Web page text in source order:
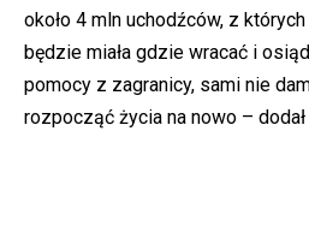
około 4 mln uchodźców, z
będzie miała gdzie wracać i
pomocy z zagranicy, sami nie
rozpocząć życia na nowo – dodał